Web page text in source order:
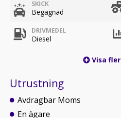
SKICK
Begagnad
DRIVMEDEL
Diesel
Visa fler
Utrustning
Avdragbar Moms
En ägare